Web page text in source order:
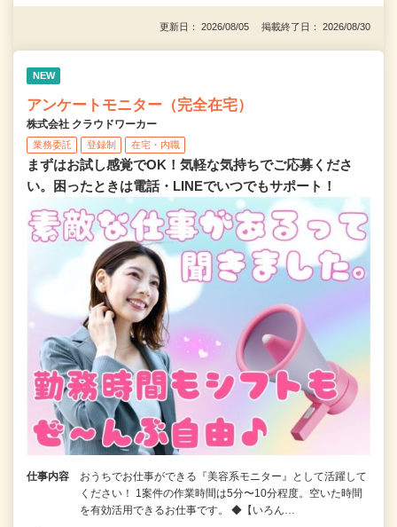
更新日： 2026/08/05 掲載終了日： 2026/08/30
NEW
アンケートモニター（完全在宅）
株式会社 クラウドワーカー
業務委託 登録制 在宅・内職
まずはお試し感覚でOK！気軽な気持ちでご応募くださ
い。困ったときは電話・LINEでいつでもサポート！
仕事内容
おうちでお仕事ができる『美容系モニター』として活躍して
ください！ 1案件の作業時間は5分〜10分程度。空いた時間
を有効活用できるお仕事です。 ◆【いろん…